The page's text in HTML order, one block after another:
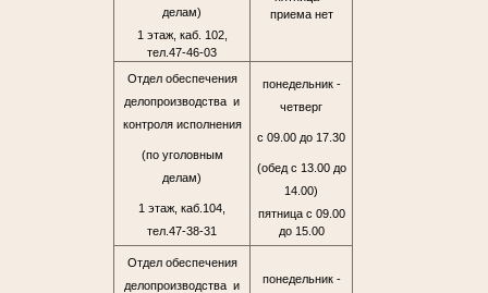
делам)
1 этаж, каб. 102,
тел.47-46-03
приема нет
Отдел обеспечения
делопроизводства и
контроля исполнения
(по уголовным
делам)
1 этаж, каб.104,
тел.47-38-31
понедельник -
четверг
с 09.00 до 17.30
(обед с 13.00 до
14.00)
пятница с 09.00
до 15.00
Отдел обеспечения
делопроизводства и
понедельник -